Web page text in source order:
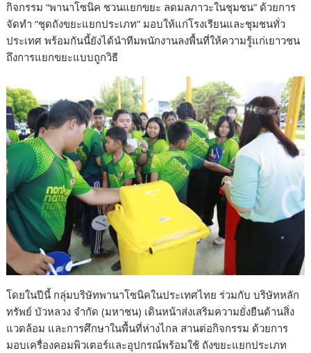
กิจกรรม “พานาโซนิค ชวนแยกขยะ ลดมลภาวะในชุมชน” ด้วยการ
จัดทำ “ชุดถังขยะแยกประเภท” มอบให้แก่โรงเรียนและชุมชนทั่ว
ประเทศ พร้อมกันนี้ยังได้นำทีมพนักงานลงพื้นที่ให้ความรู้แก่เยาวชน
ถึงการแยกขยะแบบถูกวิธี
โดยในปีนี้ กลุ่มบริษัทพานาโซนิคในประเทศไทย ร่วมกับ บริษัทหลัก
ทรัพย์ บัวหลวง จำกัด (มหาชน) เดินหน้าส่งเสริมความยั่งยืนด้านสิ่ง
แวดล้อม และการศึกษาในพื้นที่ห่างไกล สานต่อกิจกรรม ด้วยการ
มอบเครื่องคอมพิวเตอร์และอุปกรณ์พร้อมใช้ ถังขยะแยกประเภท